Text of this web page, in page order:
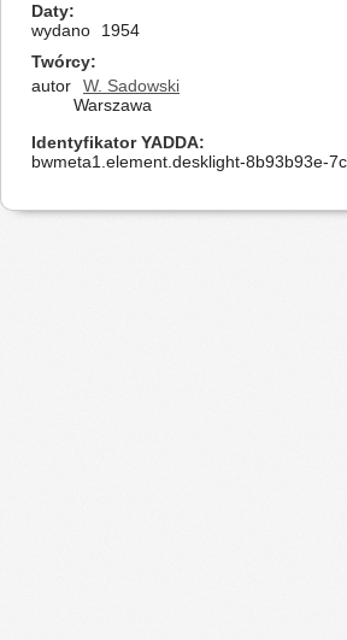
Daty
wydano
1954
Twórcy
autor
W. Sadowski
Warszawa
Identyfikator YADDA
bwmeta1.element.desklight-8b93b93e-